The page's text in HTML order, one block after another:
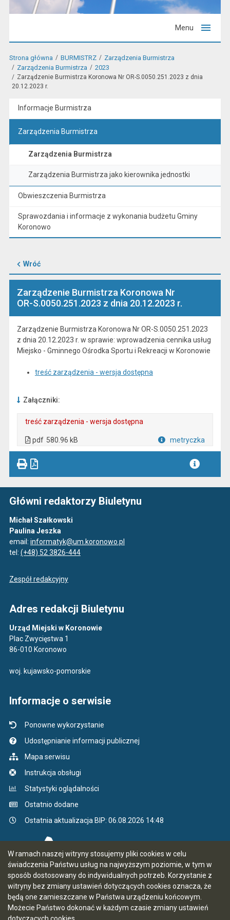
W ramach naszej witryny stosujemy pliki cookies w celu
świadczenia Państwu usług na najwyższym poziomie, w tym w
sposób dostosowany do indywidualnych potrzeb. Korzystanie z
witryny bez zmiany ustawień dotyczących cookies oznacza, że
będą one zamieszczane w Państwa urządzeniu końcowym.
Możecie Państwo dokonać w każdym czasie zmiany ustawień
dotyczących cookies.
Menu
Strona główna BURMISTRZ
Zarządzenia Burmistrza
Zarządzenia Burmistrza
2023
Zarządzenie Burmistrza Koronowa Nr OR-S.0050.251.2023 z dnia
20.12.2023 r.
Informacje Burmistrza
Zarządzenia Burmistrza
Zarządzenia Burmistrza
Zarządzenia Burmistrza jako kierownika jednostki
Obwieszczenia Burmistrza
Sprawozdania i informacje z wykonania budżetu Gminy
Koronowo
Wróć
Zarządzenie Burmistrza Koronowa Nr
OR-S.0050.251.2023 z dnia 20.12.2023 r.
Zarządzenie Burmistrza Koronowa Nr OR-S.0050.251.2023
z dnia 20.12.2023 r. w sprawie: wprowadzenia cennika usług
Miejsko - Gminnego Ośrodka Sportu i Rekreacji w Koronowie
treść zarządzenia - wersja dostępna
Załączniki:
treść zarządzenia - wersja dostępna
pdf 580.96 kB metryczka
Główni redaktorzy Biuletynu
Michał Szałkowski
Paulina Jeszka
email: informatyk@um.koronowo.pl
tel: (+48) 52 3826-444
Zespół redakcyjny
Adres redakcji Biuletynu
Urząd Miejski w Koronowie
Plac Zwycięstwa 1
86-010 Koronowo
woj. kujawsko-pomorskie
Informacje o serwisie
Ponowne wykorzystanie
Udostępnianie informacji publicznej
Mapa serwisu
Instrukcja obsługi
Statystyki oglądalności
Ostatnio dodane
Ostatnia aktualizacja BIP: 06.08.2026 14:48